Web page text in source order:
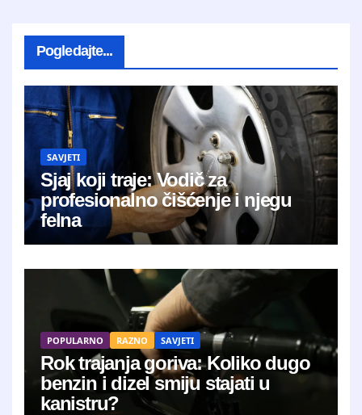
Pogledajte...
SAVJETI
Sjaj koji traje: Vodič za
profesionalno čišćenje i njegu
felna
POPULARNO RAZNO SAVJETI
Rok trajanja goriva: Koliko dugo
benzin i dizel smiju stajati u
kanistru?